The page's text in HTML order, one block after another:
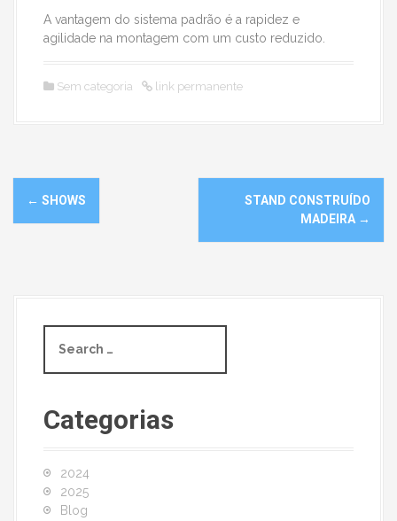
A vantagem do sistema padrão é a rapidez e
agilidade na montagem com um custo reduzido.
Sem categoria link permanente
N
a
← SHOWS
STAND CONSTRUÍDO
MADEIRA →
a
c
h
Categorias
2024
2025
Blog